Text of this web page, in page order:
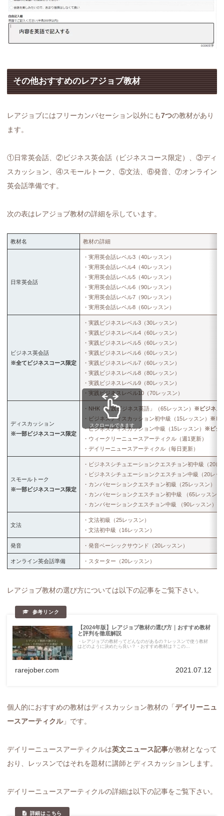
その他おすすめのレアジョブ教材
レアジョブにはフリーカンバセーション以外にも7つの教材があり
ます。
①日常英会話、②ビジネス英会話（ビジネスコース限定）、③ディ
スカッション、④スモールトーク、⑤文法、⑥発音、⑦オンライン
英会話準備です。
次の表はレアジョブ教材の詳細を示しています。
教材名 教材の詳細
日常英会話
・実用英会話レベル3（40レッスン）
・実用英会話レベル4（40レッスン）
・実用英会話レベル5（40レッスン）
・実用英会話レベル6（90レッスン）
・実用英会話レベル7（90レッスン）
・実用英会話レベル8（60レッスン）
ビジネス英会話
※全てビジネスコース限定
・実践ビジネスレベル3（30レッスン）
・実践ビジネスレベル4（60レッスン）
・実践ビジネスレベル5（60レッスン）
・実践ビジネスレベル6（60レッスン）
・実践ビジネスレベル7（60レッスン）
・実践ビジネスレベル8（80レッスン）
・実践ビジネスレベル9（80レッスン）
・実践ビジネスレベル10（70レッスン）
ディスカッション
※一部ビジネスコース限定
・NHK「実践ビジネス英語」（65レッスン）
※ビジネス
・ビジネスディスカッション初中級（15レッスン）
※ビ
・ビジネスディスカッション中級（15レッスン）
※ビジ
・ウィークリーニュースアーティクル（週1更新）
・デイリーニュースアーティクル（毎日更新）
スモールトーク
※一部ビジネスコース限定
・ビジネスシチュエーションクエスチョン初中級（20レ
・ビジネスシチュエーションクエスチョン中級（20レッ
・カンバセーションクエスチョン初級（25レッスン）
・カンバセーションクエスチョン初中級 （65レッスン）
・カンバセーションクエスチョン中級 （90レッスン）
文法
・文法初級（25レッスン）
・文法初中級（16レッスン）
発音 ・発音ベーシックサウンド（20レッスン）
オンライン英会話準備 ・スターター（20レッスン）
スクロールできます
レアジョブ教材の選び方については以下の記事をご覧下さい。
【2024年版】レアジョブ教材の選び方｜おすすめ教材
と評判を徹底解説
・レアジョブの教材ってどんなのがあるの？レッスンで使う教材
はどのように決めたら良い？・おすすめ教材は？この...
rarejober.com 2021.07.12
個人的におすすめの教材はディスカッション教材の「 デイリーニュ
ースアーティクル」です。
デイリーニュースアーティクルは英文ニュース記事が教材となって
おり、レッスンではそれを題材に講師とディスカッションします。
デイリーニュースアーティクルの詳細は以下の記事をご覧下さい。